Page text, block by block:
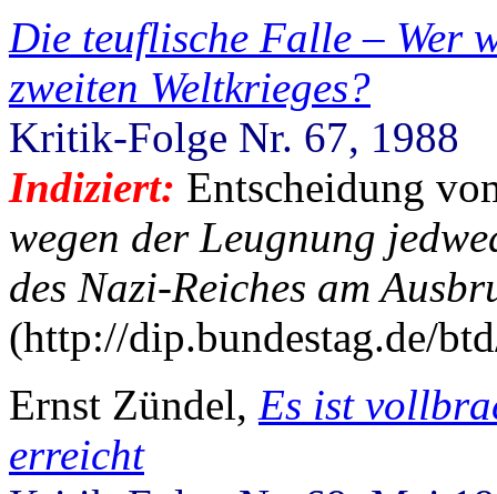
Die teuflische Falle – Wer
zweiten Weltkrieges?
Kritik-Folge Nr. 67, 1988
Indiziert: Entscheidung
wegen der Leugnung
des Nazi-Reiches am
(http://dip.bundestag.de/
Ernst Zündel, Es ist
erreicht